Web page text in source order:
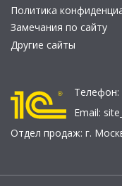
Политика
Замечания по сайту
Другие сайты
Телефон:
Email:
Отдел продаж: г.